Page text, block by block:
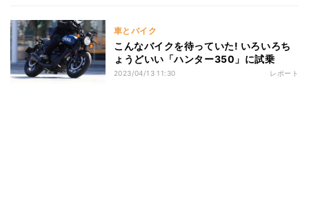
車とバイク
こんなバイクを待っていた! いろいろち
ょうどいい「ハンター350」に試乗
2023/04/13 11:30 レポート